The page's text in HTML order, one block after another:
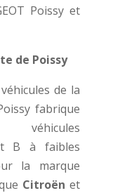
Poissy et
de Poissy
de la
fabrique
véhicules
B à faibles
la marque
Citroën et